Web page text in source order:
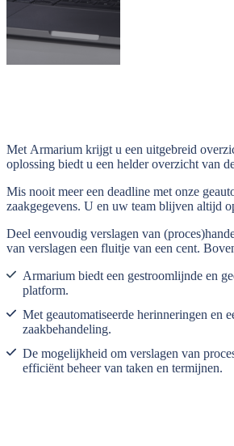
Met Armarium krijgt u een uitgebreid
oplossing biedt u een helder overzicht van
Mis nooit meer een deadline met onze
zaakgegevens. U en uw team blijven altijd
Deel eenvoudig verslagen van
van verslagen een fluitje van een cent.
Armarium biedt een gestroomlijnde en
platform.
Met geautomatiseerde herinneringen en
zaakbehandeling.
De mogelijkheid om verslagen van
efficiënt beheer van taken en termijnen.